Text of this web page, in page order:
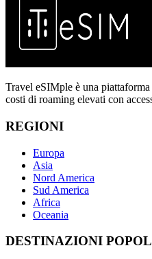
Travel eSIMple è una
costi di roaming elevati con
REGIONI
Europa
Asia
Nord America
Sud America
Africa
Oceania
DESTINAZIONI